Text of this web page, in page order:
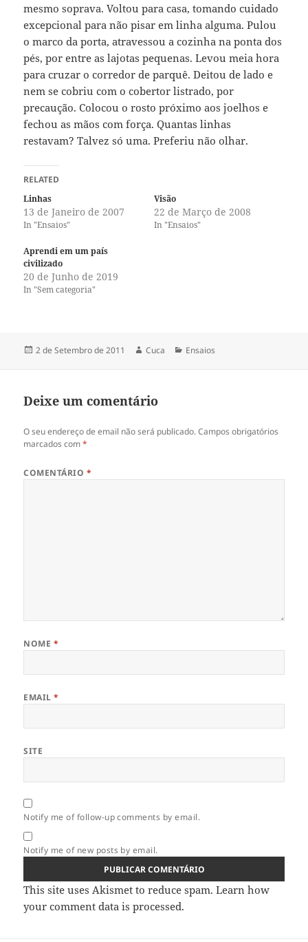
mesmo soprava. Voltou para casa, tomando cuidado
excepcional para não pisar em linha alguma. Pulou
o marco da porta, atravessou a cozinha na ponta dos
pés, por entre as lajotas pequenas. Levou meia hora
para cruzar o corredor de parquê. Deitou de lado e
nem se cobriu com o cobertor listrado, por
precaução. Colocou o rosto próximo aos joelhos e
fechou as mãos com força. Quantas linhas
restavam? Talvez só uma. Preferiu não olhar.
RELATED
Linhas
13 de Janeiro de 2007
In "Ensaios"
Visão
22 de Março de 2008
In "Ensaios"
Aprendi em um país
civilizado
20 de Junho de 2019
In "Sem categoria"
Publicado
2 de Setembro de 2011 Autor
Cuca Categorias
Ensaios
Deixe um comentário
O seu endereço de email não será publicado. Campos obrigatórios
marcados com*
COMENTÁRIO *
NOME *
EMAIL*
SITE
Notify me of follow-up comments by email.
Notify me of new posts by email.
This site uses Akismet to reduce spam.Learn how
your comment data is processed.